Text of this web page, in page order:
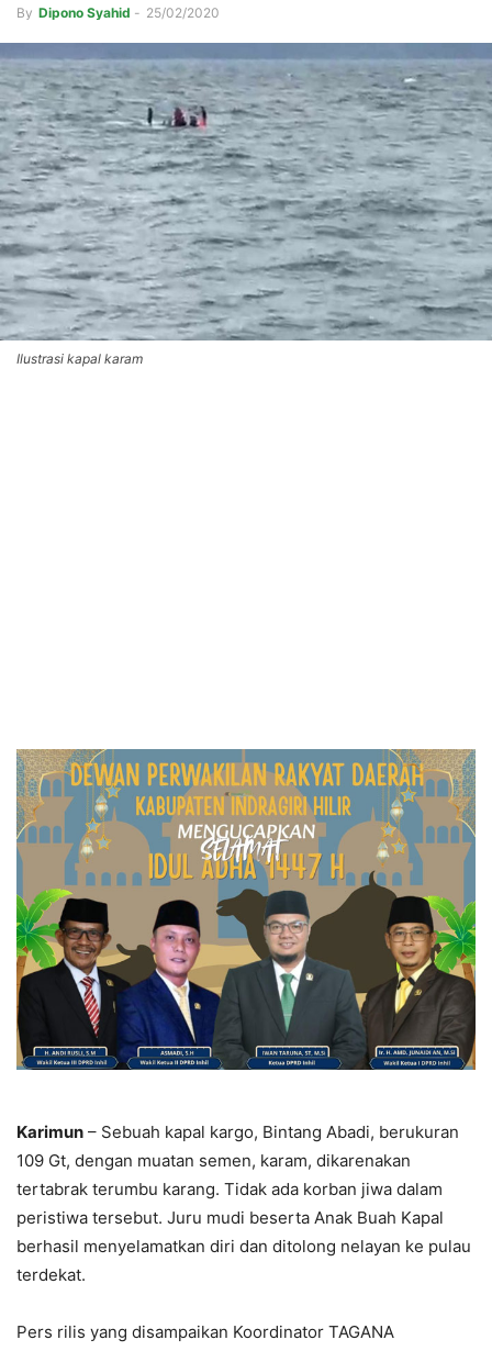
By Dipono Syahid - 25/02/2020
Ilustrasi kapal karam
Karimun – Sebuah kapal kargo, Bintang Abadi, berukuran
109 Gt, dengan muatan semen, karam, dikarenakan
tertabrak terumbu karang. Tidak ada korban jiwa dalam
peristiwa tersebut. Juru mudi beserta Anak Buah Kapal
berhasil menyelamatkan diri dan ditolong nelayan ke pulau
terdekat.
Pers rilis yang disampaikan Koordinator TAGANA